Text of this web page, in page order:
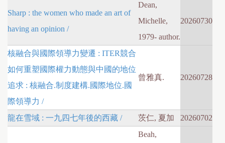
Sharp : the women who made an art of
having an opinion /
Dean,
Michelle,
1979- author.
20260730
核融合與國際領導力變遷 : ITER競合
如何重塑國際權力動態與中國的地位
追求 : 核融合.制度建構.國際地位.國
際領導力 /
曾雅真. 20260728
龍在雪域 : 一九四七年後的西藏 / 茨仁, 夏加 20260702
Beah,